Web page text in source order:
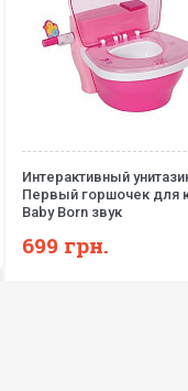
Интерактивный
Первый горшочек для
Baby Born звук
699 грн.